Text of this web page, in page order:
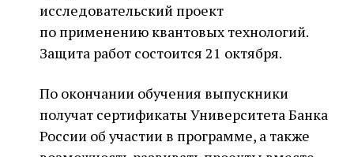
исследовательский проект
по применению квантовых технологий.
Защита работ состоится 21 октября.
По окончании обучения выпускники
получат сертификаты Университета Банка
России об участии в программе, а также